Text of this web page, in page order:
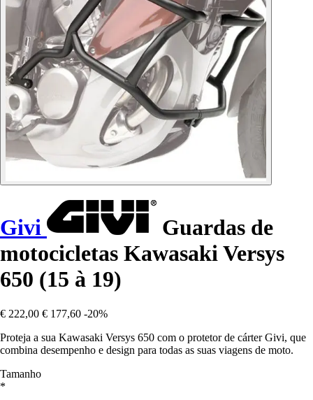
Givi
Guardas de
motocicletas Kawasaki Versys
650 (15 à 19)
€ 222,00 € 177,60 -20%
Proteja a sua Kawasaki Versys 650 com o protetor de cárter Givi, que
combina desempenho e design para todas as suas viagens de moto.
Tamanho
*